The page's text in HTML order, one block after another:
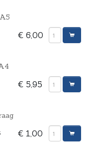
€ 6,00
€ 5,95
€ 1,00